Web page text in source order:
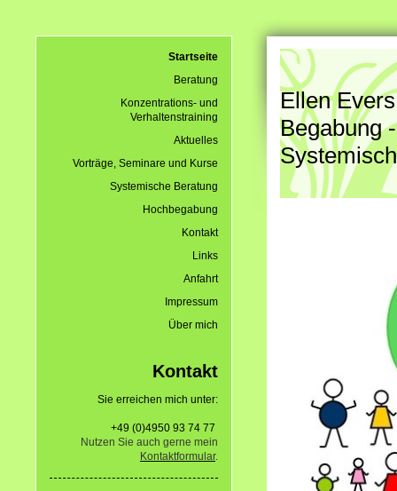
Startseite
Beratung
Konzentrations- und
Verhaltenstraining
Aktuelles
Vorträge, Seminare und Kurse
Systemische Beratung
Hochbegabung
Kontakt
Links
Anfahrt
Impressum
Über mich
Kontakt
Sie erreichen mich unter:
+49 (0)4950 93 74 77
Nutzen Sie auch gerne mein
Kontaktformular.
Ellen Evers
Begabung